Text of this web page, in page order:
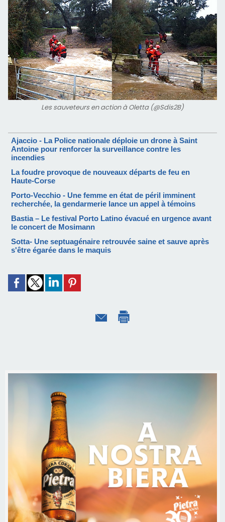
Les sauveteurs en action à Oletta (@Sdis2B)
Ajaccio - La Police nationale déploie un drone à Saint
Antoine pour renforcer la surveillance contre les
incendies
La foudre provoque de nouveaux départs de feu en
Haute-Corse
Porto-Vecchio - Une femme en état de péril imminent
recherchée, la gendarmerie lance un appel à témoins
Bastia – Le festival Porto Latino évacué en urgence avant
le concert de Mosimann
Sotta- Une septuagénaire retrouvée saine et sauve après
s'être égarée dans le maquis